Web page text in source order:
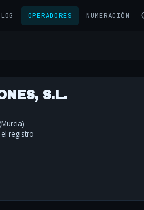
OPERADORES NUMERACIÓN
S.L.
registro